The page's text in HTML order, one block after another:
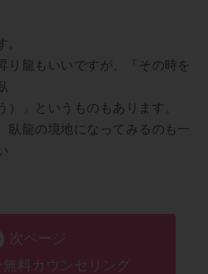
。
り龍もいいですが、「その時を
）」というものもあります。
臥龍の境地になってみるのも一
次ページ
無料カウンセリング